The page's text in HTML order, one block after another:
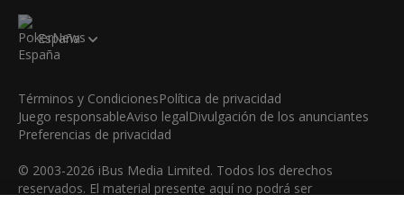
España
Términos y CondicionesPolítica de privacidad
Juego responsableAviso legalDivulgación de los anunciantes
Preferencias de privacidad
© 2003-2026 iBus Media Limited. Todos los derechos
reservados. El material presente aquí no podrá ser